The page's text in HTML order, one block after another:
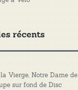
récents
Vierge, Notre Dame de
sur fond de Disc